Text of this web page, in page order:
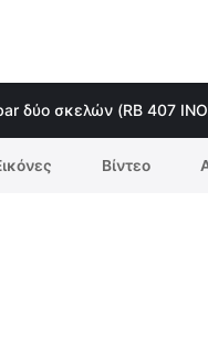
δύο σκελών (RB 407
Βίντεο